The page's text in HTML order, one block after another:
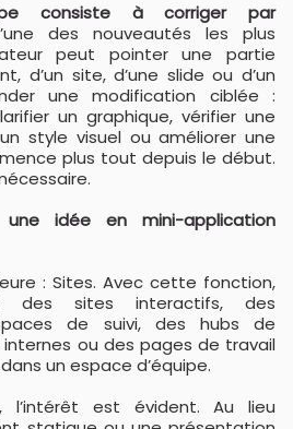
consiste à corriger par
des nouveautés les plus
peut pointer une partie
d’un site, d’une slide ou d’un
une modification ciblée :
un graphique, vérifier une
style visuel ou améliorer une
plus tout depuis le début.
idée en mini-application
: Sites. Avec cette fonction,
des sites interactifs, des
de suivi, des hubs de
ou des pages de travail
un espace d’équipe.
l’intérêt est évident. Au lieu